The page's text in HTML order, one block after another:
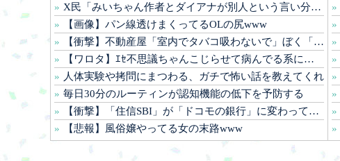
X民「みいちゃん作者とダイアナが別人という言い分は無理があるんじゃない？」 バチャ豚「！！！！」ｼｭﾊﾞﾊﾞﾊﾞﾊﾞ
【画像】パン線透けまくってるOLの尻www
【衝撃】不動産屋「室内でタバコ吸わないで」ぼく「じゃあベランダで吸うか」不動産屋「吸ったら特別清掃&全面張り替え費用請求します」←これ・・・・
【ワロタ】ｴｾ不思議ちゃんこじらせて病んでる系に憧れてた時期に、路上で気持ち悪い絵や詞を披露したり、土砂降りの中で〇〇してた←報告者の家族が素敵すぎるｗｗｗ
人体実験や拷問にまつわる、ガチで怖い話を教えてくれ
毎日30分のルーティンが認知機能の低下を予防する
【衝撃】「住信SBI」が「ドコモの銀行」に変わってうんざりしてるやつwww
【悲報】風俗嬢やってる女の末路www